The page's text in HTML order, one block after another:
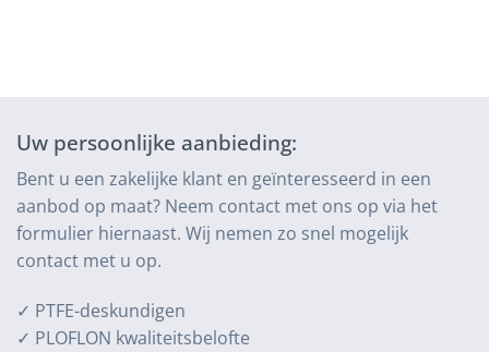
Uw persoonlijke aanbieding:
Bent u een zakelijke klant en geïnteresseerd in een
aanbod op maat? Neem contact met ons op via het
formulier hiernaast. Wij nemen zo snel mogelijk
contact met u op.
✓ PTFE-deskundigen
✓ PLOFLON kwaliteitsbelofte